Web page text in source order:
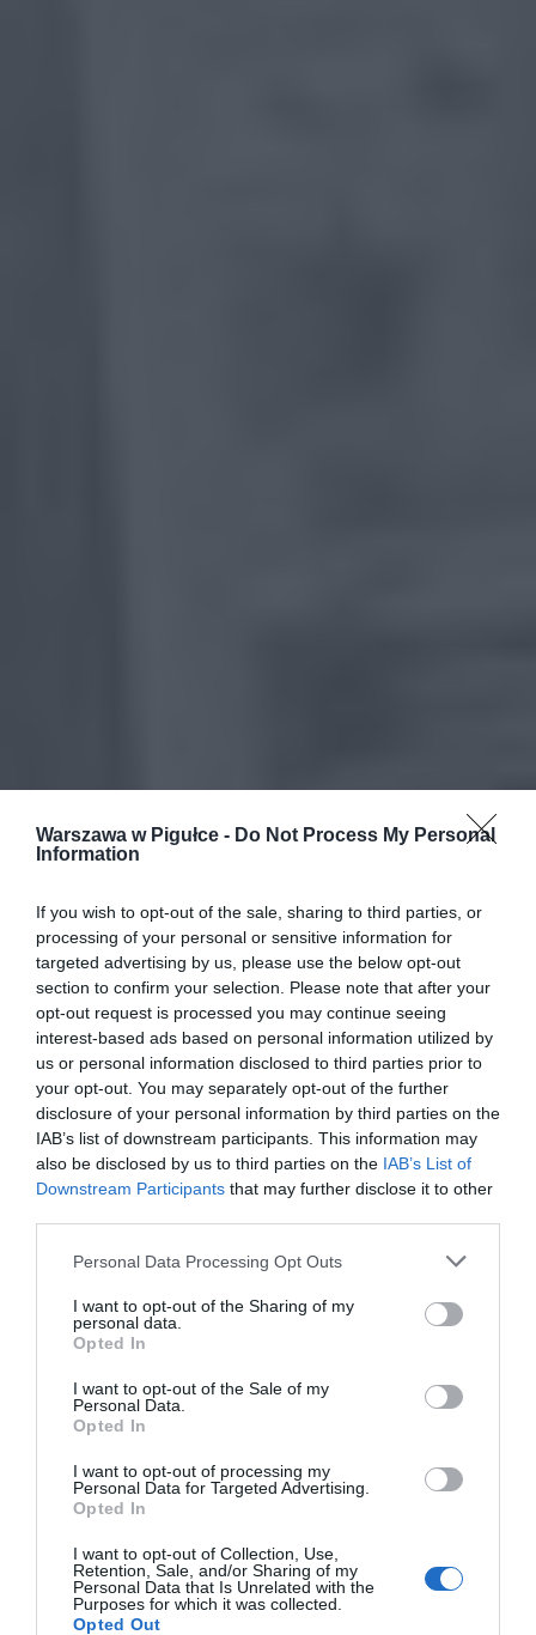
Warszawa w Pigułce - Do Not Process My Personal
Information
If you wish to opt-out of the sale, sharing to third parties, or
processing of your personal or sensitive information for
targeted advertising by us, please use the below opt-out
section to confirm your selection. Please note that after your
opt-out request is processed you may continue seeing
interest-based ads based on personal information utilized by
us or personal information disclosed to third parties prior to
your opt-out. You may separately opt-out of the further
disclosure of your personal information by third parties on the
IAB’s list of downstream participants. This information may
also be disclosed by us to third parties on the IAB’s List of
Downstream Participants that may further disclose it to other
Personal Data Processing Opt Outs
I want to opt-out of the Sharing of my
personal data.
Opted In
I want to opt-out of the Sale of my
Personal Data.
Opted In
I want to opt-out of processing my
Personal Data for Targeted Advertising.
Opted In
I want to opt-out of Collection, Use,
Retention, Sale, and/or Sharing of my
Personal Data that Is Unrelated with the
Purposes for which it was collected.
Opted Out